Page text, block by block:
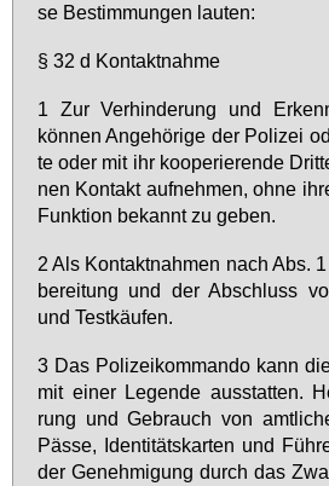
se Be­stim­mun­gen lau­ten:
§ 32 d Kon­takt­nah­me
1 Zur Ver­hin­de­rung und
kön­nen An­ge­hö­ri­ge der Po­li­zei
te oder mit ihr ko­ope­rie­ren­de
nen Kon­takt auf­neh­men, oh­ne
Funk­ti­on be­kannt zu ge­ben.
2 Als Kon­takt­nah­men nach Abs.
be­rei­tung und der Ab­schluss
und Test­käu­fen.
3 Das Po­li­zei­kom­man­do kann
mit ei­ner Le­gen­de aus­stat­ten.
rung und Ge­brauch von
Päs­se, Iden­ti­täts­kar­ten und
der Ge­neh­mi­gung durch das